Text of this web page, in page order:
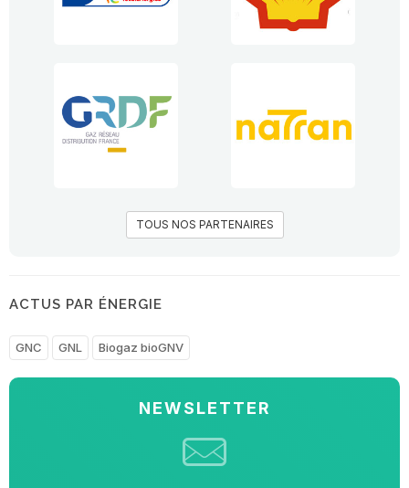
TOUS NOS PARTENAIRES
ACTUS PAR ÉNERGIE
GNC GNL Biogaz bioGNV
NEWSLETTER